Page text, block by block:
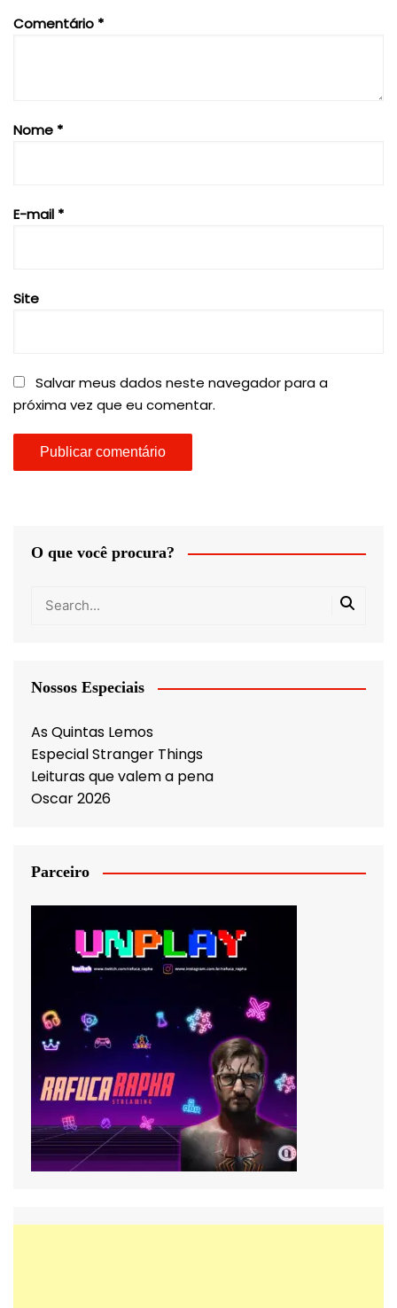
Comentário *
Nome *
E-mail *
Site
Salvar meus dados neste navegador para a
próxima vez que eu comentar.
O que você procura?
Nossos Especiais
As Quintas Lemos
Especial Stranger Things
Leituras que valem a pena
Oscar 2026
Parceiro